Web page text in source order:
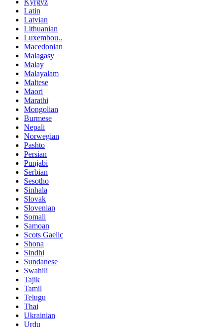
Kyrgyz
Latin
Latvian
Lithuanian
Luxembou..
Macedonian
Malagasy
Malay
Malayalam
Maltese
Maori
Marathi
Mongolian
Burmese
Nepali
Norwegian
Pashto
Persian
Punjabi
Serbian
Sesotho
Sinhala
Slovak
Slovenian
Somali
Samoan
Scots Gaelic
Shona
Sindhi
Sundanese
Swahili
Tajik
Tamil
Telugu
Thai
Ukrainian
Urdu